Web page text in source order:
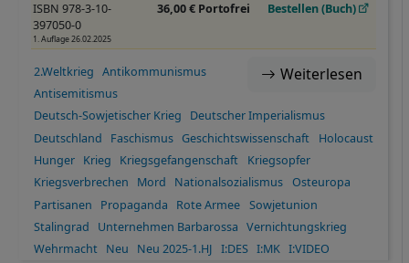
ISBN 978-3-10-
397050-0
1. Auflage 26.02.2025
36,00 € Portofrei Bestellen (Buch)
Weiterlesen
2.Weltkrieg Antikommunismus
Antisemitismus
Deutsch-Sowjetischer Krieg
Deutscher Imperialismus
Deutschland
Faschismus Geschichtswissenschaft
Holocaust
Hunger
Krieg Kriegsgefangenschaft
Kriegsopfer
Kriegsverbrechen
Mord Nationalsozialismus Osteuropa
Partisanen
Propaganda Rote Armee Sowjetunion
Stalingrad
Unternehmen Barbarossa
Vernichtungskrieg
Wehrmacht
Neu Neu 2025-1.HJ I:DES I:MK I:VIDEO